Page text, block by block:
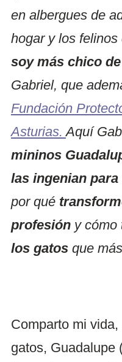
en albergues de
hogar y los felinos
soy más chico
Gabriel, que
Fundación
Asturias.Aquí
mininos
las ingenian
por qué
profesión y cómo
los gatos que
Comparto mi
gatos, Guadalupe